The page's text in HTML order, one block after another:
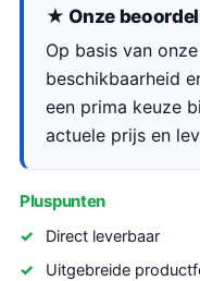
★ Onze
Op basis van
beschikbaarheid
een prima keuze
actuele prijs en
Pluspunten
Direct leverbaar
Uitgebreide